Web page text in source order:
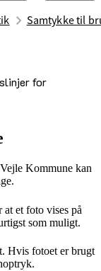
Samtykke til
for
Kommune kan
et foto vises på
som muligt.
Hvis fotoet er brugt